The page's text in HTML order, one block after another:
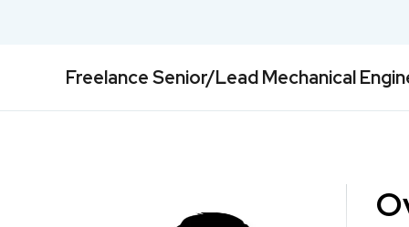
Freelance Senior/Lead Mechanical